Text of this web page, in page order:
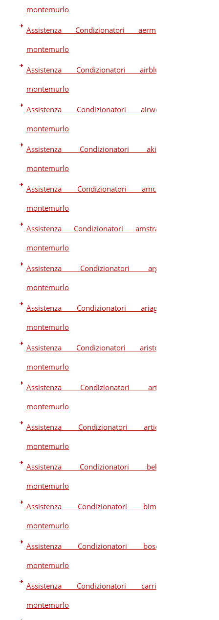
montemurlo
Assistenza Condizionatori aermec
montemurlo
Assistenza Condizionatori airblue
montemurlo
Assistenza Condizionatori airwell
montemurlo
Assistenza Condizionatori akira
montemurlo
Assistenza Condizionatori amcor
montemurlo
Assistenza Condizionatori amstrad
montemurlo
Assistenza Condizionatori argo
montemurlo
Assistenza Condizionatori ariagel
montemurlo
Assistenza Condizionatori ariston
montemurlo
Assistenza Condizionatori artel
montemurlo
Assistenza Condizionatori artide
montemurlo
Assistenza Condizionatori beko
montemurlo
Assistenza Condizionatori bimar
montemurlo
Assistenza Condizionatori bosch
montemurlo
Assistenza Condizionatori carrier
montemurlo